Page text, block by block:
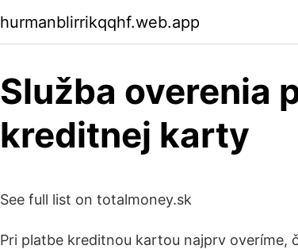
hurmanblirrikqqhf.web.app
Služba overenia
kreditnej karty
See full list on totalmoney.sk
Pri platbe kreditnou kartou najprv overíme,